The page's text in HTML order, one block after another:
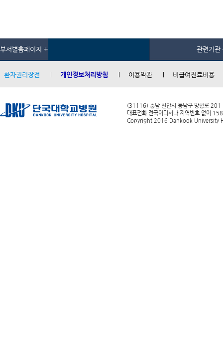
부서별홈페이지 + 관련기관
환자권리장전 개인정보처리방침 이용약관 비급여진료비용
(31116) 충남 천안시 동남구 망향로 201
대표전화 전국어디서나 지역번호 없이
Copyright 2016 Dankook University